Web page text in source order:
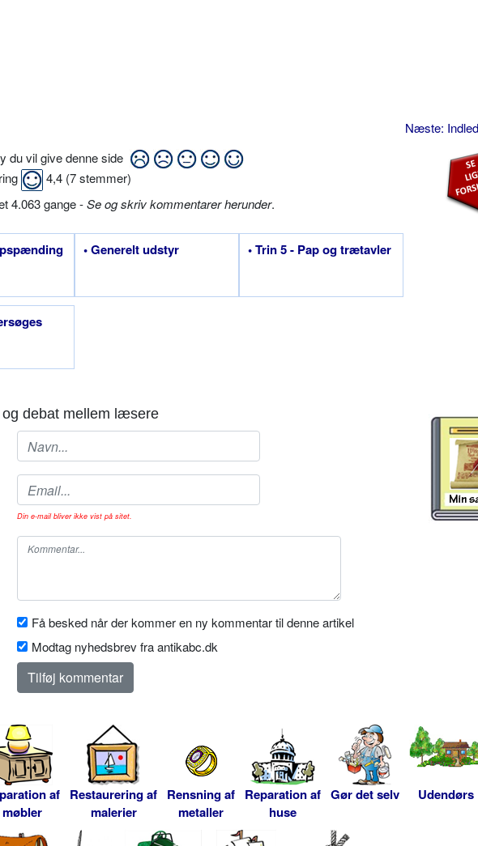
Næste:
du vil give denne side
4,4 (7stemmer)
4.063 gange -Se og skriv kommentarer herunder.
• Generelt udstyr • Trin 5 - Pap og trætavler
debat mellem læsere
Din e-mail bliver ikke vist på sitet.
Få besked når der kommer en ny kommentar til denne artikel
Modtag nyhedsbrev fra antikabc.dk
af
møbler
Restaurering af
malerier
Rensning af
metaller
Reparation af
huse
Gør det selv Udendørs